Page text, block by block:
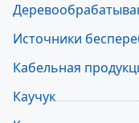
Источники
Кабельная
Каучук